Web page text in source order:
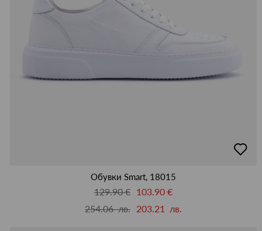
в
Обувки Smart, 18015
129.90 € 103.90 €
254.06 лв. 203.21 лв.